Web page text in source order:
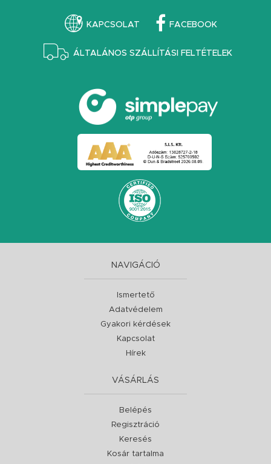
KAPCSOLAT FACEBOOK
ÁLTALÁNOS SZÁLLÍTÁSI FELTÉTELEK
NAVIGÁCIÓ
Ismertető
Adatvédelem
Gyakori kérdések
Kapcsolat
Hírek
VÁSÁRLÁS
Belépés
Regisztráció
Keresés
Kosár tartalma